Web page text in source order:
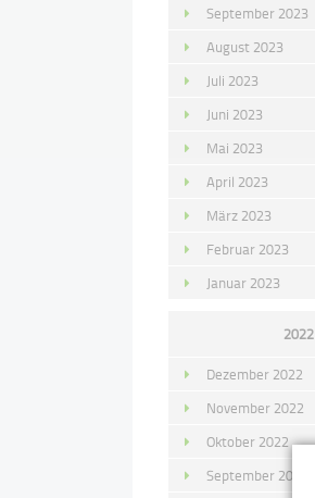
September 2023
August 2023
Juli 2023
Juni 2023
Mai 2023
April 2023
März 2023
Februar 2023
Januar 2023
2022
Dezember 2022
November 2022
Oktober 2022
September 2022